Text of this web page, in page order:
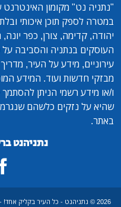
"נתניה נט" מקומון
במטרה לספק תוכן איכותי
יהודה, קדימה, צורן, כפר
העוסקים בנתניה והסביבה על
עירוניים, מידע על העיר,
מבזקי חדשות ועוד. המידע
ו/או מידע רשמי הניתן
שהיא על נזקים כלשהם
באתר.
נתניהנט
2026 © נתניהנט - כל העיר בקליק